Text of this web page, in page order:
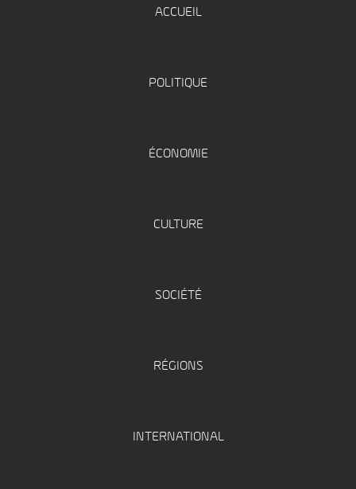
ACCUEIL
POLITIQUE
ÉCONOMIE
CULTURE
SOCIÉTÉ
RÉGIONS
INTERNATIONAL